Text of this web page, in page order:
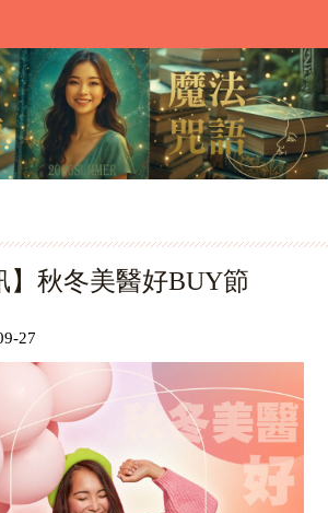
】秋冬美醫好BUY節
27